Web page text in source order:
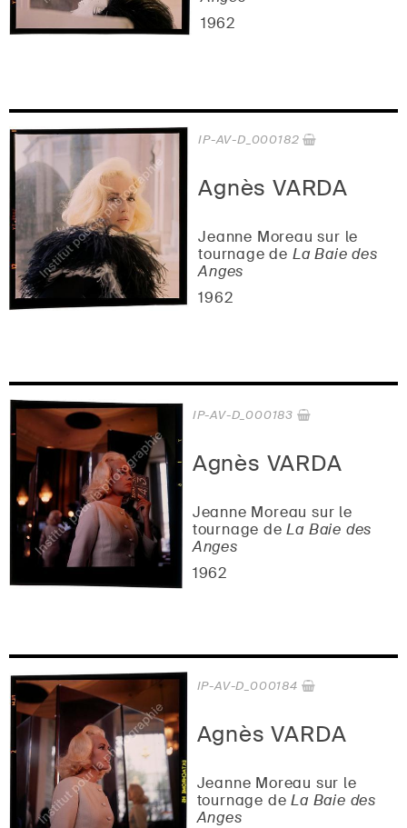
1962
Agnès VARDA
Jeanne Moreau sur le
tournage de La Baie des
Anges
1962
IP-AV-D_000182
Agnès VARDA
Jeanne Moreau sur le
tournage deLa Baie des
Anges
1962
IP-AV-D_000183
Agnès VARDA
Jeanne Moreau sur le
tournage deLa Baie des
Anges
IP-AV-D_000184